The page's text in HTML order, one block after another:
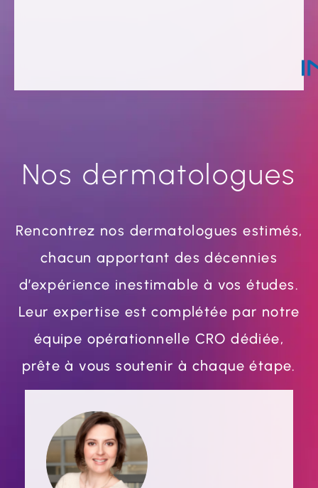
Nos dermatologues
Rencontrez nos dermatologues estimés,
chacun apportant des décennies
d’expérience inestimable à vos études.
Leur expertise est complétée par notre
équipe opérationnelle CRO dédiée,
prête à vous soutenir à chaque étape.